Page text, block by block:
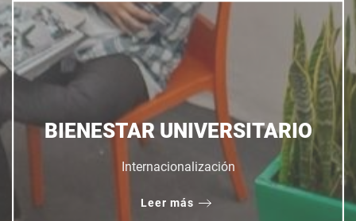
BIENESTAR UNIVERSITARIO
Internacionalización
Leer más